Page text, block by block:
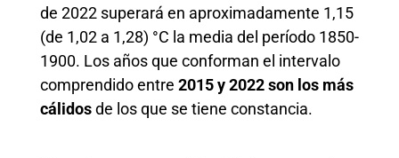
de 2022 superará en aproximadamente 1,15
(de 1,02 a 1,28) °C la media del período 1850-
1900. Los años que conforman el intervalo
comprendido entre 2015 y 2022 son los más
cálidosde los que se tiene constancia.